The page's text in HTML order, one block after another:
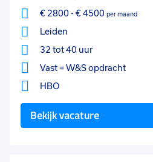
€ 2800- € 4500 per maand
Leiden
32 tot 40 uur
Vast = W&S opdracht
HBO
Bekijk vacature